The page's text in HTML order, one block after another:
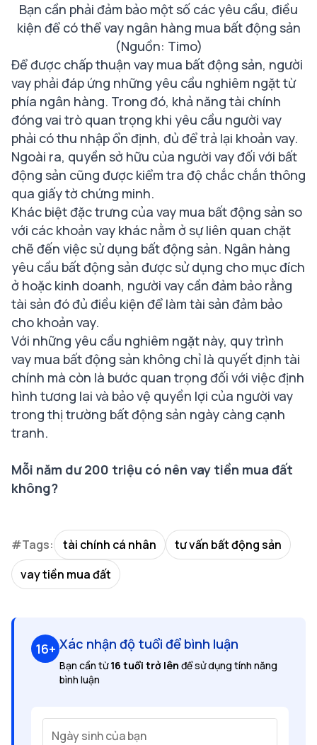
Bạn cần phải đảm bảo một số các yêu cầu, điều
kiện để có thể vay ngân hàng mua bất động sản
(Nguồn: Timo)
Để được chấp thuận vay mua bất động sản, người
vay phải đáp ứng những yêu cầu nghiêm ngặt từ
phía ngân hàng. Trong đó, khả năng tài chính
đóng vai trò quan trọng khi yêu cầu người vay
phải có thu nhập ổn định, đủ để trả lại khoản vay.
Ngoài ra, quyền sở hữu của người vay đối với bất
động sản cũng được kiểm tra độ chắc chắn thông
qua giấy tờ chứng minh.
Khác biệt đặc trưng của vay mua bất động sản so
với các khoản vay khác nằm ở sự liên quan chặt
chẽ đến việc sử dụng bất động sản. Ngân hàng
yêu cầu bất động sản được sử dụng cho mục đích
ở hoặc kinh doanh, người vay cần đảm bảo rằng
tài sản đó đủ điều kiện để làm tài sản đảm bảo
cho khoản vay.
Với những yêu cầu nghiêm ngặt này, quy trình
vay mua bất động sản không chỉ là quyết định tài
chính mà còn là bước quan trọng đối với việc định
hình tương lai và bảo vệ quyền lợi của người vay
trong thị trường bất động sản ngày càng cạnh
tranh.
Mỗi năm dư 200 triệu có nên vay tiền mua đất
không?
#Tags: tài chính cá nhân
tư vấn bất động sản
vay tiền mua đất
16+ Xác nhận độ tuổi để bình luận
Bạn cần từ16 tuổi trở lên để sử dụng tính năng
bình luận
Ngày sinh của bạn